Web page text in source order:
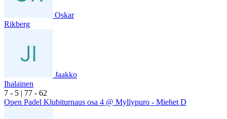
Oskar
Rikberg
Jaakko
Ihalainen
7 - 5 | 77 - 62
Open Padel Klubiturnaus osa 4 @ Myllypuro - Miehet D